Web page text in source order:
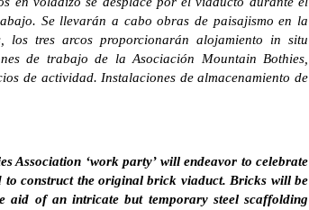
Se llevarán a cabo obras de paisajismo en la
los tres arcos proporcionarán alojamiento in situ
de trabajo de la Asociación Mountain Bothies,
de actividad. Instalaciones de almacenamiento de
Association ‘work party’ will endeavor to celebrate
to construct the original brick viaduct. Bricks will be
aid of an intricate but temporary steel scaffolding